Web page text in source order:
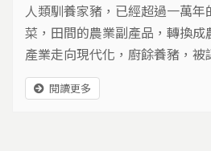
人類馴養家豬，已經超過一萬
菜，田間的農業副產品，轉換
產業走向現代化，廚餘養豬，
口。台灣每年回收的廚餘，高達
2%，都成為豬的大餐。廚餘不養
閱讀更多